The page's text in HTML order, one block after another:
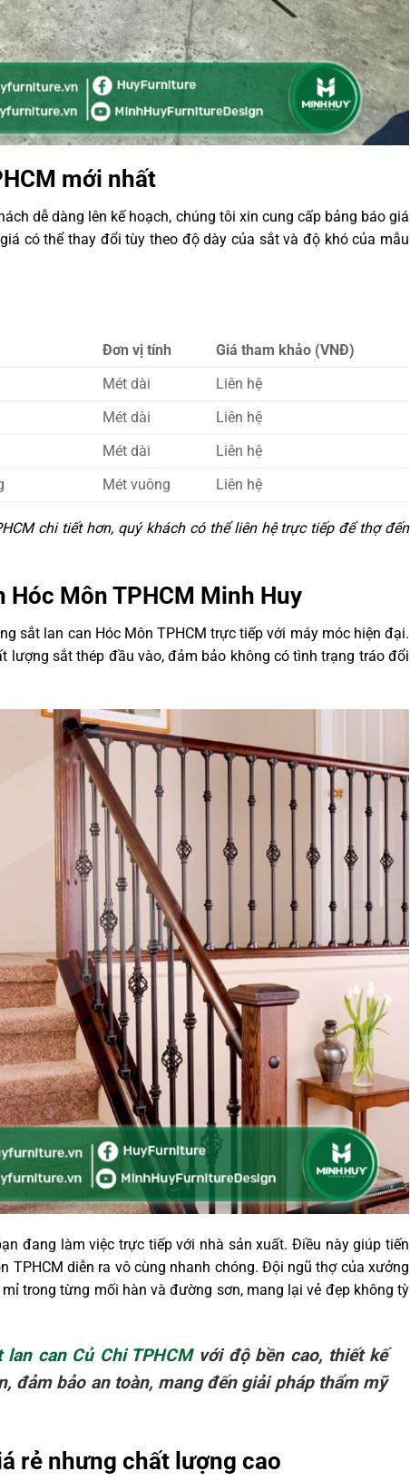
mới nhất
dễ dàng lên kế hoạch, chúng tôi xin cung cấp bảng báo giá
có thể thay đổi tùy theo độ dày của sắt và độ khó của mẫu
Đơn vị tính
Giá tham khảo (VNĐ)
Mét dài
Liên hệ
Mét dài
Liên hệ
Mét dài
Liên hệ
Mét vuông Liên hệ
chi tiết hơn, quý khách có thể liên hệ trực tiếp để thợ đến
Môn TPHCM Minh Huy
sắt lan can Hóc Môn TPHCM trực tiếp với máy móc hiện đại.
lượng sắt thép đầu vào, đảm bảo không có tình trạng tráo đổi
đang làm việc trực tiếp với nhà sản xuất. Điều này giúp tiến
diễn ra vô cùng nhanh chóng. Đội ngũ thợ của xưởng
trong từng mối hàn và đường sơn, mang lại vẻ đẹp không tỳ
can Củ Chi TPHCMvới độ bền cao, thiết kế
đảm bảo an toàn, mang đến giải pháp thẩm mỹ
rẻ nhưng chất lượng cao